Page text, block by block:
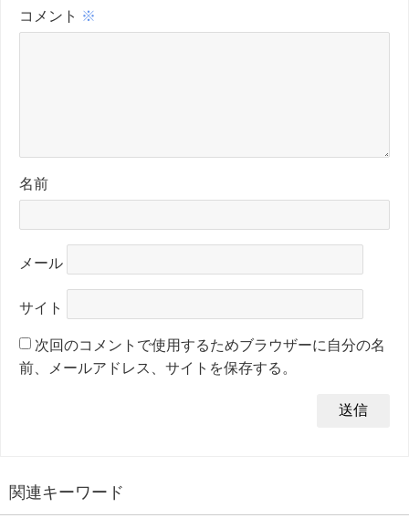
コメント ※
名前
メール
サイト
次回のコメントで使用するためブラウザーに自分の名
前、メールアドレス、サイトを保存する。
関連キーワード